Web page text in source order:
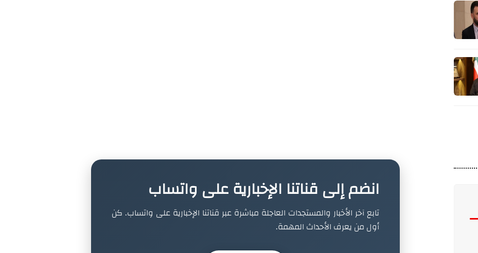
انضم إلى قناتنا الإخبارية على واتساب
تابع آخر الأخبار والمستجدات العاجلة مباشرة عبر قناتنا الإخبارية على واتساب. كن
أول من يعرف الأحداث المهمة.